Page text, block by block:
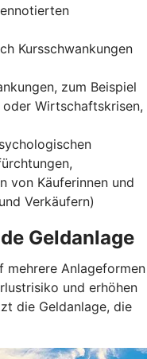
Kursschwankungen
zum Beispiel
Wirtschaftskrisen,
von Käuferinnen und
Verkäufern)
Geldanlage
mehrere Anlageformen
und erhöhen
die Geldanlage, die